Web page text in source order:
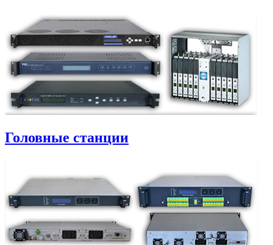
Головные станции